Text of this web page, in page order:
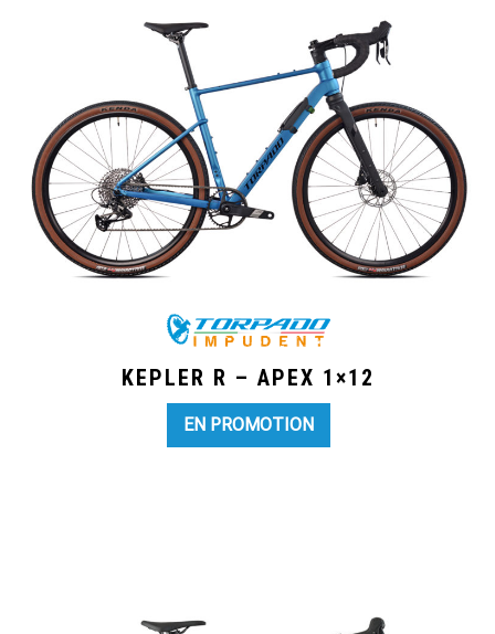
KEPLER R – APEX 1×12
EN PROMOTION